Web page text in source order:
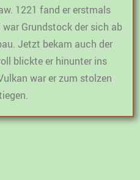
1221 fand er erstmals
Grundstock der sich ab
Jetzt bekam auch der
blickte er hinunter ins
war er zum stolzen